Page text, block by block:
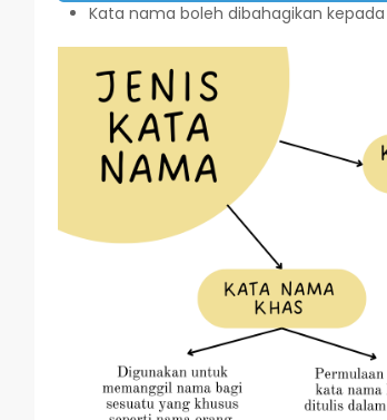
Kata nama boleh dibahagikan